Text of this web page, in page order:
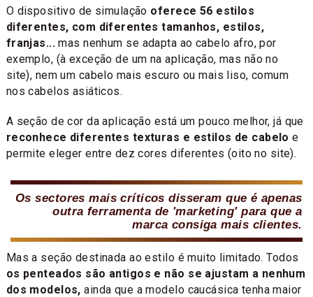
O dispositivo de simulação oferece 56 estilos
diferentes, com diferentes tamanhos, estilos,
franjas... mas nenhum se adapta ao cabelo afro, por
exemplo, (à exceção de um na aplicação, mas não no
site), nem um cabelo mais escuro ou mais liso, comum
nos cabelos asiáticos.
A seção de cor da aplicação está um pouco melhor, já que
reconhece diferentes texturas e estilos de cabelo e
permite eleger entre dez cores diferentes (oito no site).
Os sectores mais críticos disseram que é apenas
outra ferramenta de 'marketing' para que a
marca consiga mais clientes.
Mas a seção destinada ao estilo é muito limitado. Todos
os penteados são antigos e não se ajustam a nenhum
dos modelos, ainda que a modelo caucásica tenha maior